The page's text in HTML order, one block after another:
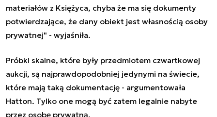
materiałów z Księżyca, chyba że ma się dokumenty
potwierdzające, że dany obiekt jest własnością osoby
prywatnej" - wyjaśniła.
Próbki skalne, które były przedmiotem czwartkowej
aukcji, są najprawdopodobniej jedynymi na świecie,
które mają taką dokumentację - argumentowała
Hatton. Tylko one mogą być zatem legalnie nabyte
przez osobę prywatną.